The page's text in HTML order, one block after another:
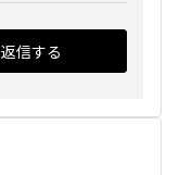
返信する